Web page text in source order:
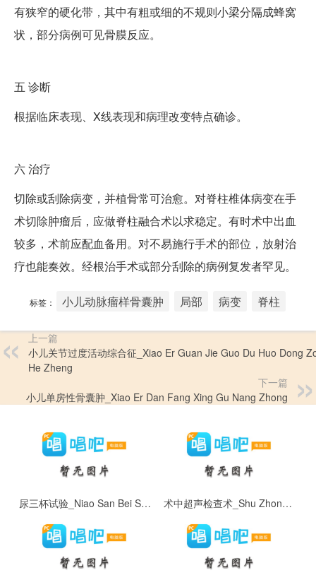
有狭窄的硬化带，其中有粗或细的不规则小梁分隔成蜂窝
状，部分病例可见骨膜反应。
五 诊断
根据临床表现、X线表现和病理改变特点确诊。
六治疗
切除或刮除病变，并植骨常可治愈。对脊柱椎体病变在手
术切除肿瘤后，应做脊柱融合术以求稳定。有时术中出血
较多，术前应配血备用。对不易施行手术的部位，放射治
疗也能奏效。经根治手术或部分刮除的病例复发者罕见。
标签： 小儿动脉瘤样骨囊肿 局部 病变 脊柱
上一篇
小儿关节过度活动综合征_Xiao Er Guan Jie Guo Du Huo Dong
He Zheng
下一篇
小儿单房性骨囊肿_Xiao Er Dan Fang Xing Gu Nang Zhong
尿三杯试验_Niao San Bei Shi Yan 术中超声检查术_Shu Zhong Chao Sheng Jian Cha Shu